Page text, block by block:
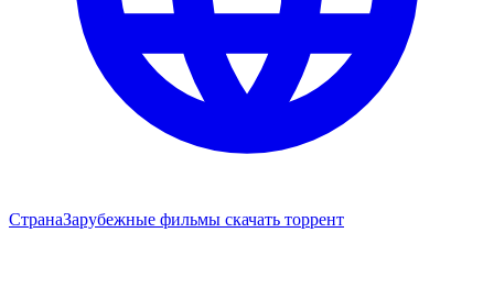
СтранаЗарубежные фильмы скачать торрент